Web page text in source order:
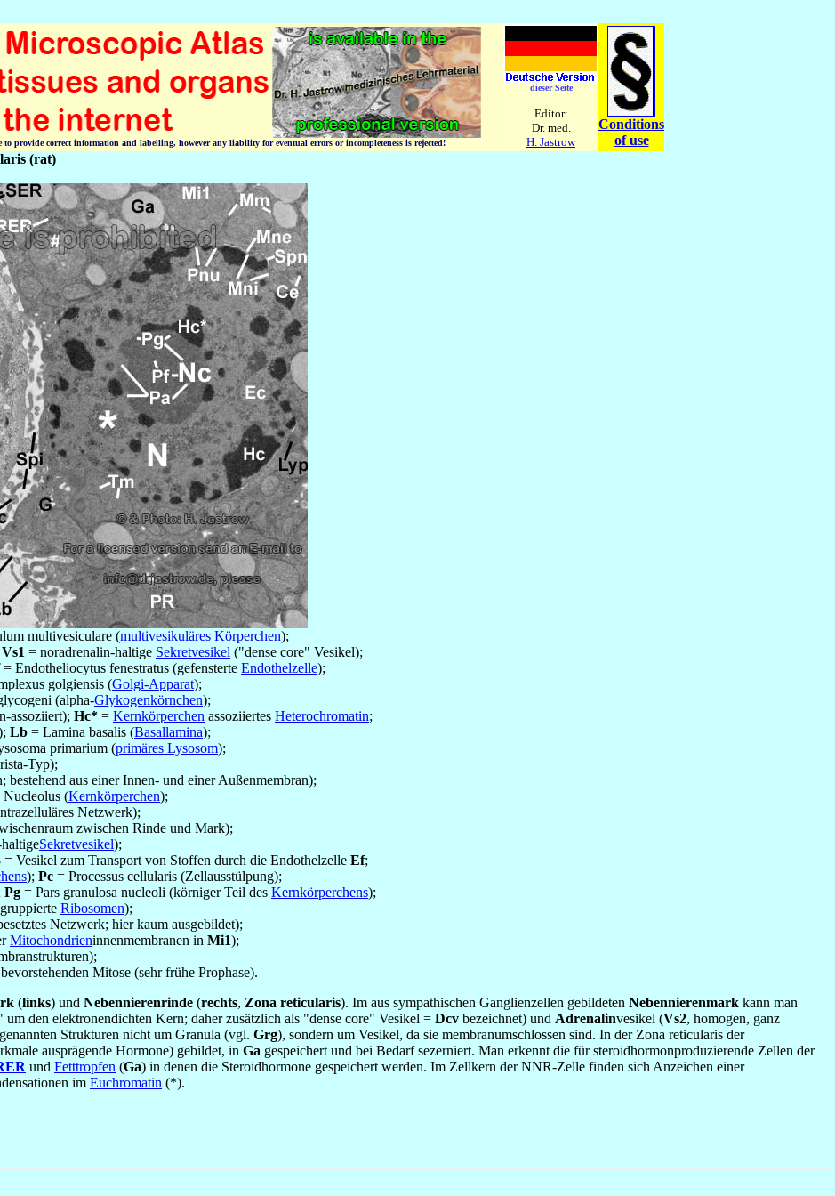
to provide correct information and labelling, however any liability for eventual errors or incompleteness is rejected!
dieser Seite
Editor:
Dr. med.
H. Jastrow
Conditions
of use
(rat)
multivesiculare (multivesikuläres Körperchen);
Vs1 = noradrenalin-haltige Sekretvesikel ("dense core" Vesikel);
= Endotheliocytus fenestratus (gefensterte Endothelzelle);
golgiensis (Golgi-Apparat);
(alpha-Glykogenkörnchen);
assoziiert); Hc* = Kernkörperchen assoziiertes Heterochromatin;
Lb = Lamina basalis (Basallamina);
primarium (primäres Lysosom);
Typ);
bestehend aus einer Innen- und einer Außenmembran);
Nucleolus (Kernkörperchen);
Netzwerk);
zwischen Rinde und Mark);
Sekretvesikel);
= Vesikel zum Transport von Stoffen durch die Endothelzelle Ef;
); Pc = Processus cellularis (Zellausstülpung);
Pg = Pars granulosa nucleoli (körniger Teil des Kernkörperchens);
Ribosomen);
Netzwerk; hier kaum ausgebildet);
Mitochondrieninnenmembranen in Mi1);
Mitose (sehr frühe Prophase).
(links) und Nebennierenrinde (rechts, Zona reticularis). Im aus sympathischen Ganglienzellen gebildeten Nebennierenmark kann man
den elektronendichten Kern; daher zusätzlich als "dense core" Vesikel = Dcv bezeichnet) und Adrenalinvesikel (Vs2, homogen, ganz
Strukturen nicht um Granula (vgl. Grg), sondern um Vesikel, da sie membranumschlossen sind. In der Zona reticularis der
ausprägende Hormone) gebildet, in Ga gespeichert und bei Bedarf sezerniert. Man erkennt die für steroidhormonproduzierende Zellen der
und Fetttropfen (Ga) in denen die Steroidhormone gespeichert werden. Im Zellkern der NNR-Zelle finden sich Anzeichen einer
im Euchromatin (*).